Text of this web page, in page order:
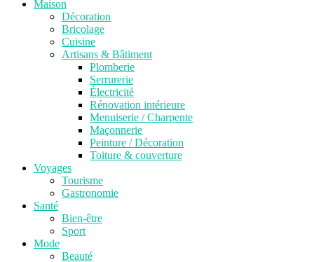
Maison
Décoration
Bricolage
Cuisine
Artisans & Bâtiment
Plomberie
Serrurerie
Électricité
Rénovation intérieure
Menuiserie / Charpente
Maçonnerie
Peinture / Décoration
Toiture & couverture
Voyages
Tourisme
Gastronomie
Santé
Bien-être
Sport
Mode
Beauté